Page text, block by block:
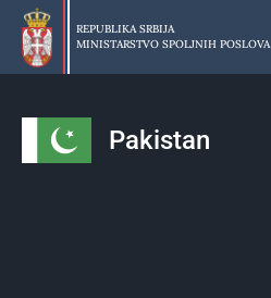
Preskoči
glavni
deo
REPUBLIKA SRBIJA
MINISTARSTVO SPOLJNIH POSLOVA
Pakistan